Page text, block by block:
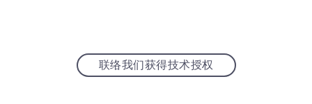
联络我们获得技术授权